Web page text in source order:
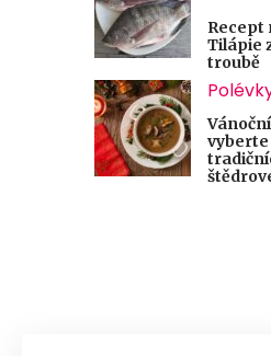
Recept
Tilápie
troubě
vyberte